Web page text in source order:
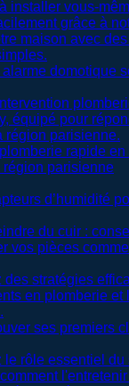
alarme domotique
rapide
région parisienne
d’humidité
du cuir :
vos pièces
ses premiers